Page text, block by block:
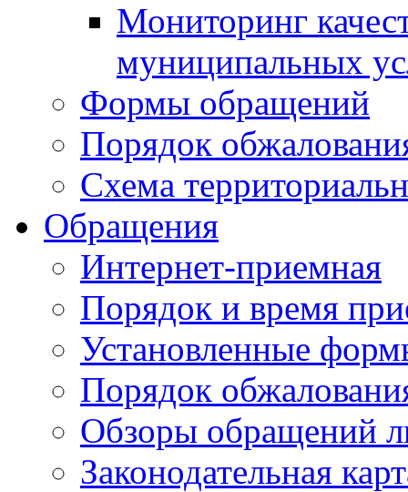
Мониторинг
муниципальных
Формы обращений
Порядок
Схема
Обращения
Интернет-приемная
Порядок и время
Установленные
Порядок
Обзоры обращений
Законодательная